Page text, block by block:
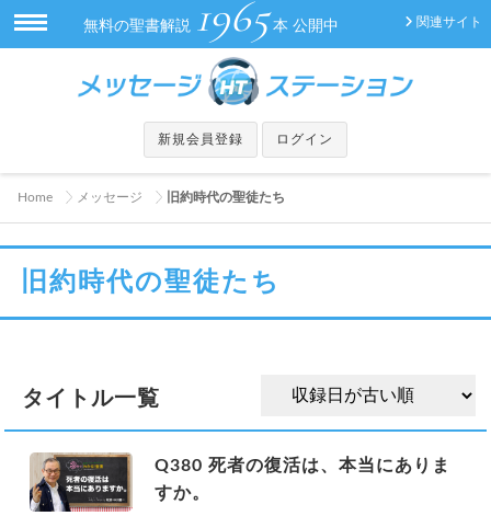
関連サイト
無料の聖書解説 1965 本 公開中
新規会員登録 ログイン
Home メッセージ 旧約時代の聖徒たち
旧約時代の聖徒たち
タイトル一覧
Q380 死者の復活は、本当にありま
すか。